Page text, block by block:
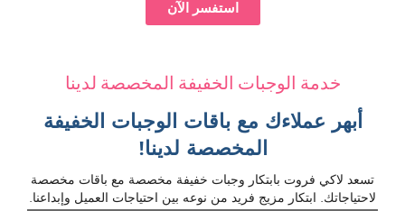
استفسر الآن
خدمة الوجبات الخفيفة المخصصة لدينا
أبهر عملاءك مع باقات الوجبات الخفيفة
المخصصة لدينا!
تسعد لاكي فروت بابتكار وجبات خفيفة مخصصة مع باقات مخصصة
لاحتياجاتك. ابتكار مزيج فريد من نوعه بين احتياجات العميل وإبداعنا.